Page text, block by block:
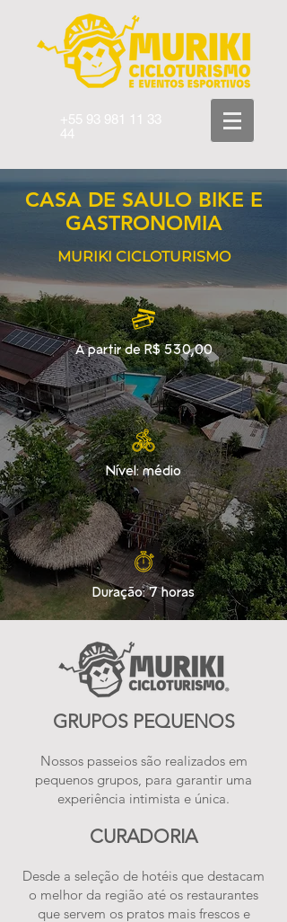
+55 93 981 11 33
44
CASA DE SAULO BIKE E
GASTRONOMIA
MURIKI CICLOTURISMO
A partir de R$ 530,00
Nível: médio
Duração: 7 horas
GRUPOS PEQUENOS
Nossos passeios são realizados em
pequenos grupos, para garantir uma
experiência intimista e única.
CURADORIA
Desde a seleção de hotéis que destacam
o melhor da região até os restaurantes
que servem os pratos mais frescos e